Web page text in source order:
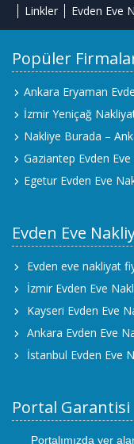
Linkler Evden Eve
Popüler
Ankara Eryaman
İzmir Yeniçağ
Nakliye Burada –
Gaziantep Evden Eve
Egetur Evden Eve
Evden Eve
Evden eve nakliyat
İzmir Evden Eve
Kayseri Evden Eve
Ankara Evden Eve
İstanbul Evden Eve
Portal Garantisi
Portalımızda yer